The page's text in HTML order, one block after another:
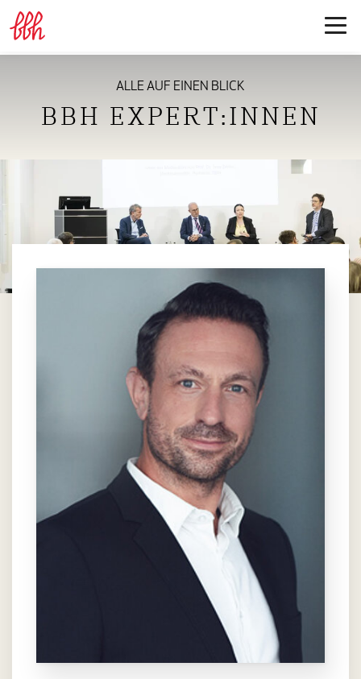
ALLE AUF EINEN BLICK
BBH EXPERT:INNEN